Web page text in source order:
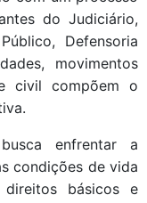
do Judiciário,
Defensoria
movimentos
civil compõem o
enfrentar a
condições de vida
direitos básicos e